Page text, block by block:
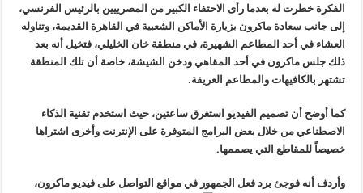
الفكرة خطرت له بعدما رأى الاحتفاء الكبير من المصرييين بالرئيس الفرنسي،
إلى جانب سعادة ماكرون بزيارة الأماكن الشعبية في القاهرة القديمة، وتناوله
العشاء في أحد المطاعم الشهيرة، في منطقة خان الخليلي، فتخيل أنه بعد
ذلك جلس ماكرون في أحد المقاهي ودخن الشيشة، خاصة أن تلك المنطقة
تشتهر بالكافيهات والمطاعم العريقة.
كما أوضح أن تصميم الفيديو استغرق ساعتين، حيث استخدم تقنية الذكاء
الاصطناعي من خلال بعض البرامج المتوفرة على الإنترنت وأخرى اشتراها
خصيصاً للمقاطع التي يصممها.
وأردف أنه فوجئ برد فعل الجمهور في مواقع التواصل على فيديو ماكرون،